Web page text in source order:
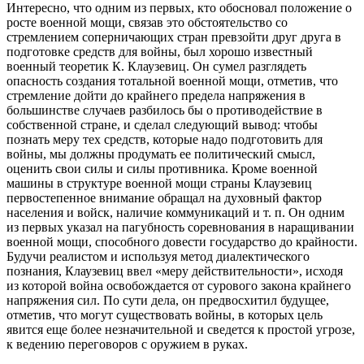
Интересно, что одним из первых, кто обосновал положение о
росте военной мощи, связав это обстоятельство со
стремлением соперничающих стран превзойти друг друга в
подготовке средств для войны, был хорошо известный
военный теоретик К. Клаузевиц. Он сумел разглядеть
опасность создания тотальной военной мощи, отметив, что
стремление дойти до крайнего предела напряжения в
большинстве случаев разбилось бы о противодействие в
собственной стране, и сделал следующий вывод: чтобы
познать меру тех средств, которые надо подготовить для
войны, мы должны продумать ее политический смысл,
оценить свои силы и силы противника. Кроме военной
машины в структуре военной мощи страны Клаузевиц
первостепенное внимание обращал на духовный фактор
населения и войск, наличие коммуникаций и т. п. Он одним
из первых указал на пагубность соревнования в наращивании
военной мощи, способного довести государство до крайности.
Будучи реалистом и используя метод диалектического
познания, Клаузевиц ввел «меру действительности», исходя
из которой война освобождается от сурового закона крайнего
напряжения сил. По сути дела, он предвосхитил будущее,
отметив, что могут существовать войны, в которых цель
явится еще более незначительной и сведется к простой угрозе,
к ведению переговоров с оружием в руках.